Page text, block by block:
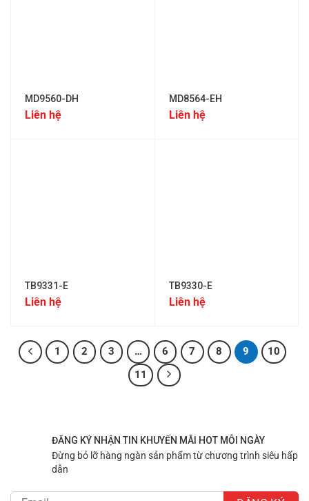
MD9560-DH
Liên hệ
MD8564-EH
Liên hệ
TB9331-E
Liên hệ
TB9330-E
Liên hệ
1 2 3 … 6 7 8 9
10
11
ĐĂNG KÝ NHẬN TIN KHUYẾN MÃI HOT MỖI NGÀY
Đừng bỏ lỡ hàng ngàn sản phẩm từ chương trình siêu hấp
dẫn